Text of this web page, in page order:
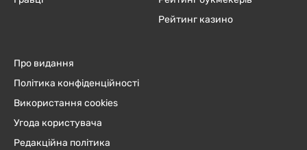
Рейтинг казино
Про видання
Політика конфіденційності
Використання cookies
Угода користувача
Редакційна політика